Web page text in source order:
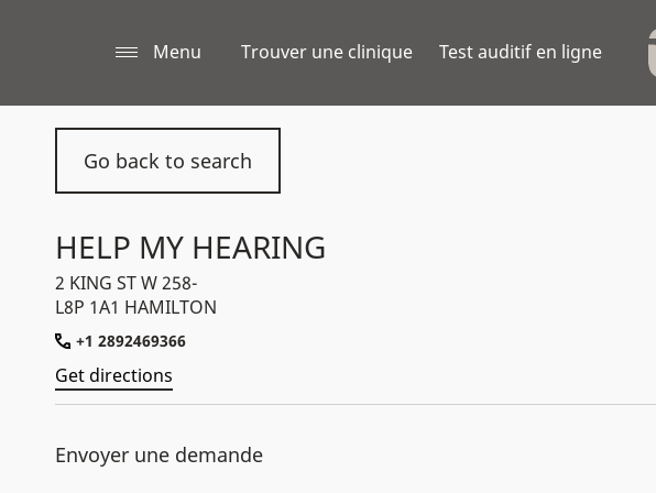
Menu Trouver une clinique Test auditif en ligne
Go back to search
HELP MY HEARING
2 KING ST W 258-
L8P 1A1 HAMILTON
+1 2892469366
Get directions
Envoyer une demande